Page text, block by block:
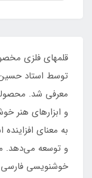
قلمهای فلزی
معرفی شد.
و ابزارهای هنر
به معنای
و توسعه می‌دهد.
خوشنویسی فارسی